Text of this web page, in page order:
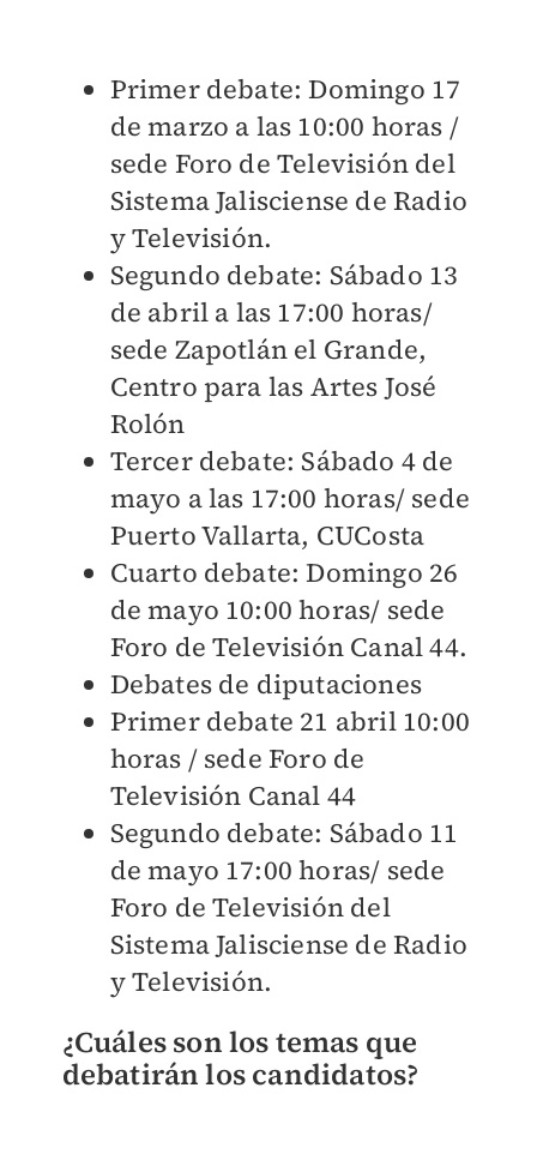
Primer debate: Domingo 17
de marzo a las 10:00 horas /
sede Foro de Televisión del
Sistema Jalisciense de Radio
y Televisión.
Segundo debate: Sábado 13
de abril a las 17:00 horas/
sede Zapotlán el Grande,
Centro para las Artes José
Rolón
Tercer debate: Sábado 4 de
mayo a las 17:00 horas/ sede
Puerto Vallarta, CUCosta
Cuarto debate: Domingo 26
de mayo 10:00 horas/ sede
Foro de Televisión Canal 44.
Debates de diputaciones
Primer debate 21 abril 10:00
horas / sede Foro de
Televisión Canal 44
Segundo debate: Sábado 11
de mayo 17:00 horas/ sede
Foro de Televisión del
Sistema Jalisciense de Radio
y Televisión.
¿Cuáles son los temas que
debatirán los candidatos?